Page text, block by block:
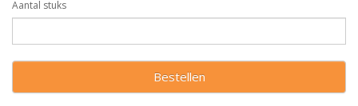
Aantal stuks
Bestellen